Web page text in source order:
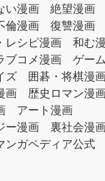
い漫画 絶望漫画
倫漫画 復讐漫画
レシピ漫画 和む
ブコメ漫画
ゲー
ズ
囲碁・将棋漫
画
歴史ロマン漫
アート漫画
ー漫画
裏社会漫
ンガペディア公式